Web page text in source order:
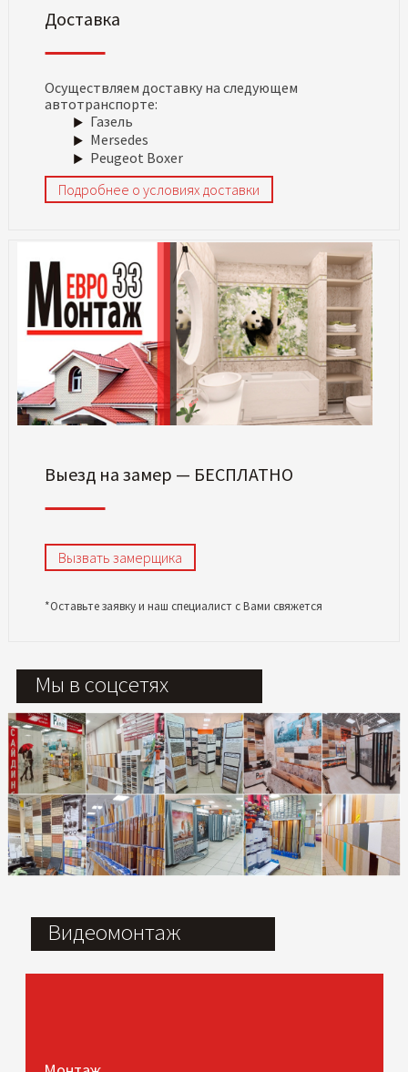
Доставка
Осуществляем доставку на следующем
автотранспорте:
Газель
Mersedes
Peugeot Boxer
Подробнее о условиях доставки
Выезд на замер — БЕСПЛАТНО
Вызвать замерщика
*Оставьте заявку и наш специалист с Вами свяжется
Мы в соцсетях
Видеомонтаж